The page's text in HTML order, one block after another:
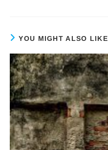
YOU MIGHT ALSO LIKE